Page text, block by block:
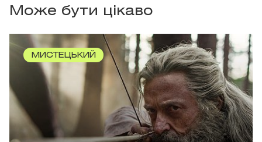
Може бути цікаво
МИСТЕЦЬКИЙ